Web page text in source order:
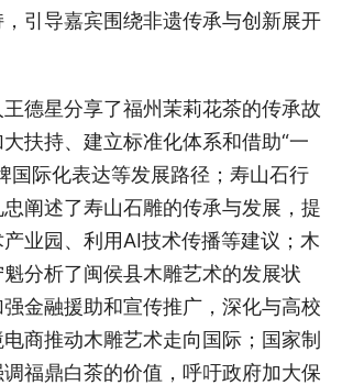
引导嘉宾围绕非遗传承与创新展开
德星分享了福州茉莉花茶的传承故
扶持、建立标准化体系和借助“一
国际化表达等发展路径 ； 寿山石行
阐述了寿山石雕的传承与发展，提
业园、利用AI技术传播等建议 ；木
分析了闽侯县木雕艺术的发展状
金融援助和宣传推广，深化与高校
商推动木雕艺术走向国际；国家制
福鼎白茶的价值，呼吁政府加大保